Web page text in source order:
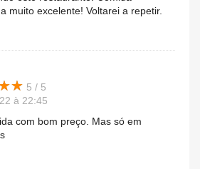
muito excelente! Voltarei a repetir.
★
★ 5 / 5
à 22:45
com bom preço. Mas só em